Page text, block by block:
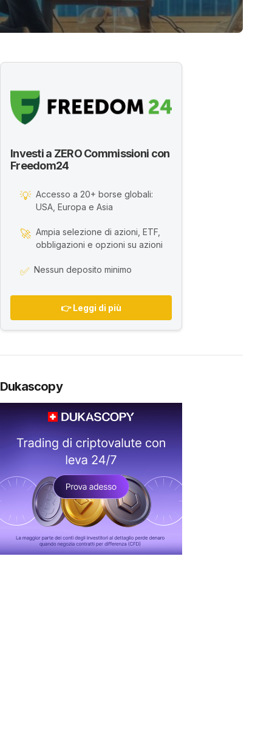
Investi a ZERO Commissioni con
Freedom24
💡 Accesso a 20+ borse globali:
USA, Europa e Asia
🚀 Ampia selezione di azioni, ETF,
obbligazioni e opzioni su azioni
✅ Nessun deposito minimo
👉 Leggi di più
Dukascopy